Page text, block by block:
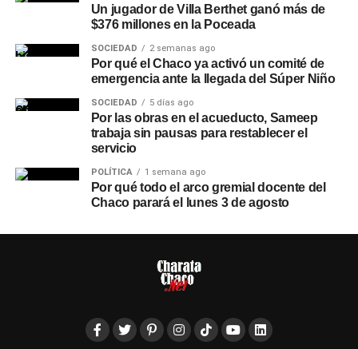
Un jugador de Villa Berthet ganó más de
$376 millones en la Poceada
SOCIEDAD 2 semanas ago
Por qué el Chaco ya activó un comité de
emergencia ante la llegada del Súper Niño
SOCIEDAD 5 días ago
Por las obras en el acueducto, Sameep
trabaja sin pausas para restablecer el
servicio
POLÍTICA 1 semana ago
Por qué todo el arco gremial docente del
Chaco parará el lunes 3 de agosto